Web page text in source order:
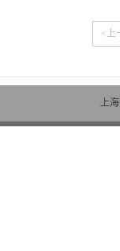
<上
上